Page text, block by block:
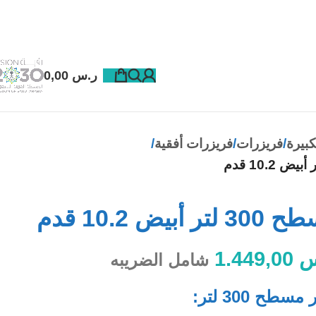
ر.س
فريزرات فريزرات أفقية
قدم
شامل الضريبه
300 لتر: